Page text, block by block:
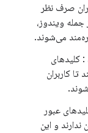
صرف نظر
جمله ویندوز،
: کلیدهای
تا کاربران
عبور
و این